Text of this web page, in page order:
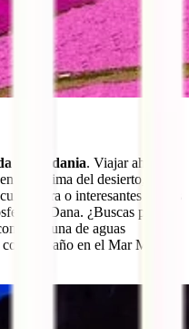
es Jordania. Viajar ahí en
una jaima del desierto,
Petra o interesantes planes
de Dana. ¿Buscas playa
una de aguas
un baño en el Mar Muerto